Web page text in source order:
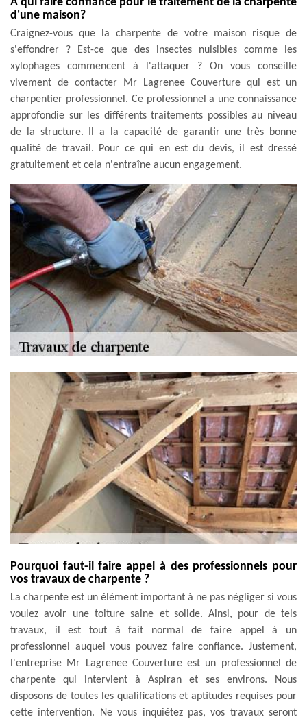
d'une maison?
Craignez-vous que la charpente de votre maison risque de
s'effondrer ? Est-ce que des insectes nuisibles comme les
xylophages commencent à l'attaquer ? On vous conseille
vivement de contacter Mr Lagrenee Couverture qui est un
charpentier professionnel. Ce professionnel a une connaissance
approfondie sur les différents traitements possibles au niveau
de la structure. Il a la capacité de garantir une très bonne
qualité de travail. Pour ce qui en est du devis, il est dressé
gratuitement et cela n'entraîne aucun engagement.
Pourquoi faut-il faire appel à des professionnels pour
vos travaux de charpente ?
La charpente est un élément important à ne pas négliger si vous
voulez avoir une toiture saine et solide. Ainsi, pour de tels
travaux, il est tout à fait normal de faire appel à un
professionnel auquel vous pouvez faire confiance. Justement,
l'entreprise Mr Lagrenee Couverture est un professionnel de
charpente qui intervient à Aspiran et ses environs. Nous
disposons de toutes les qualifications et aptitudes requises pour
cette intervention. Ne vous inquiétez pas, vos travaux seront